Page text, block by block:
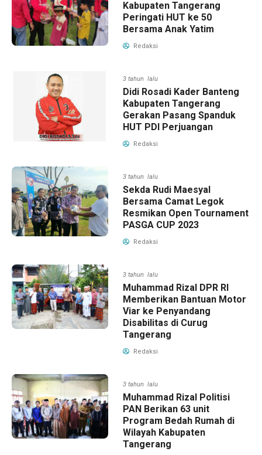
Kabupaten Tangerang
Peringati HUT ke 50
Bersama Anak Yatim
Redaksi
3 tahun lalu
Didi Rosadi Kader Banteng
Kabupaten Tangerang
Gerakan Pasang Spanduk
HUT PDI Perjuangan
Redaksi
3 tahun lalu
Sekda Rudi Maesyal
Bersama Camat Legok
Resmikan Open Tournament
PASGA CUP 2023
Redaksi
3 tahun lalu
Muhammad Rizal DPR RI
Memberikan Bantuan Motor
Viar ke Penyandang
Disabilitas di Curug
Tangerang
Redaksi
3 tahun lalu
Muhammad Rizal Politisi
PAN Berikan 63 unit
Program Bedah Rumah di
Wilayah Kabupaten
Tangerang